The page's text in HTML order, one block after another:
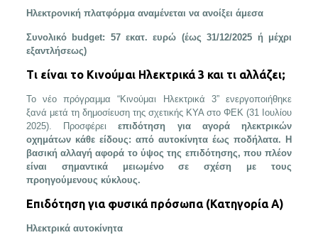
Ηλεκτρονική πλατφόρμα αναμένεται να ανοίξει άμεσα
Συνολικό budget: 57 εκατ. ευρώ (έως 31/12/2025 ή μέχρι
εξαντλήσεως)
Τι είναι το Κινούμαι Ηλεκτρικά 3 και τι αλλάζει;
Το νέο πρόγραμμα “Κινούμαι Ηλεκτρικά 3” ενεργοποιήθηκε
ξανά μετά τη δημοσίευση της σχετικής ΚΥΑ στο ΦΕΚ (31 Ιουλίου
2025). Προσφέρειεπιδότηση για αγορά ηλεκτρικών
οχημάτων κάθε είδους: από αυτοκίνητα έως ποδήλατα. Η
βασική αλλαγή αφορά το ύψος της επιδότησης, που πλέον
είναι σημαντικά μειωμένο σε σχέση με τους
προηγούμενους κύκλους.
Επιδότηση για φυσικά πρόσωπα (Κατηγορία Α)
Ηλεκτρικά αυτοκίνητα